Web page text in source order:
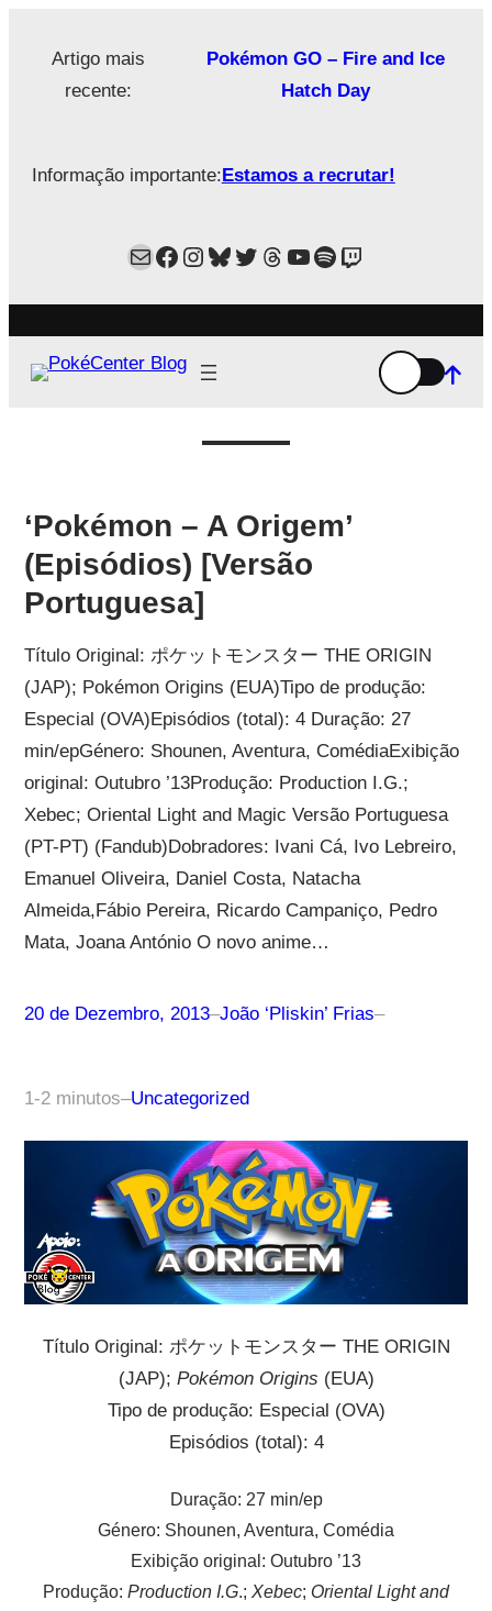
Artigo mais
recente:
Pokémon GO – Fire and Ice
Hatch Day
Informação importante:Estamos a recrutar!
MailFacebook
Instagram
Bluesky
Twitter
Estamos no Threads!
YouTube
Spotify
Twitch
‘Pokémon – A Origem’
(Episódios) [Versão
Portuguesa]
Título Original: ポケットモンスター THE ORIGIN
(JAP); Pokémon Origins (EUA)Tipo de produção:
Especial (OVA)Episódios (total): 4 Duração: 27
min/epGénero: Shounen, Aventura, ComédiaExibição
original: Outubro ’13Produção: Production I.G.;
Xebec; Oriental Light and Magic Versão Portuguesa
(PT-PT) (Fandub)Dobradores: Ivani Cá, Ivo Lebreiro,
Emanuel Oliveira, Daniel Costa, Natacha
Almeida,Fábio Pereira, Ricardo Campaniço, Pedro
Mata, Joana António O novo anime…
20 de Dezembro, 2013–João ‘Pliskin’ Frias–
1-2 minutos–Uncategorized
Título Original: ポケットモンスター THE ORIGIN
(JAP); Pokémon Origins (EUA)
Tipo de produção: Especial (OVA)
Episódios (total): 4
Duração: 27 min/ep
Género: Shounen, Aventura, Comédia
Exibição original: Outubro ’13
Produção: Production I.G.; Xebec; Oriental Light and